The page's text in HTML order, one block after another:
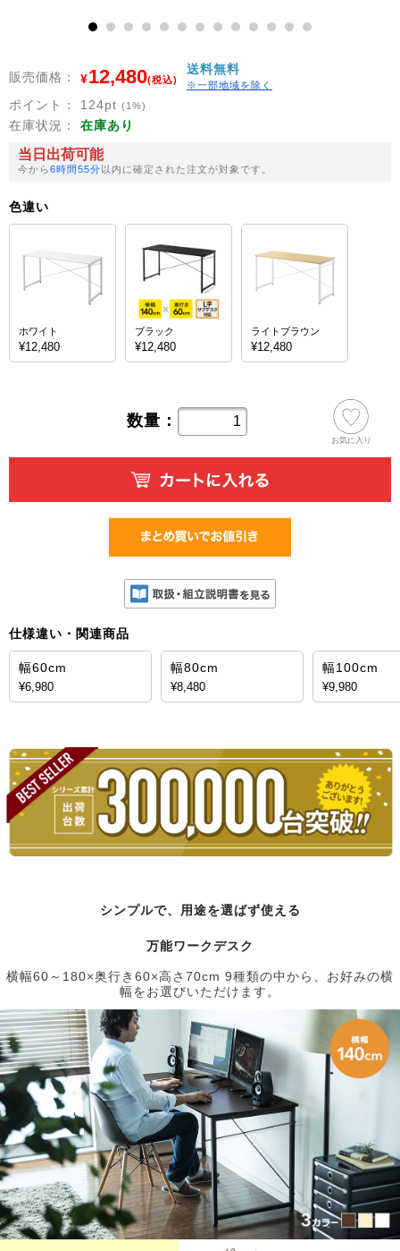
10 11 12
販売価格： ¥12,480(税込)
送料無料
※一部地域を除く
ポイント： 124pt (1%)
在庫状況： 在庫あり
当日出荷可能
今から6時間55分以内に確定された注文が対象です。
色違い
ホワイト
¥12,480
ブラック
¥12,480
ライトブラウン
¥12,480
数量：
お気に入り
仕様違い・関連商品
幅60cm
¥6,980
幅80cm
¥8,480
幅100cm
¥9,980
シンプルで、用途を選ばず使える
万能ワークデスク
横幅60～180×奥行き60×高さ70cm 9種類の中から、お好みの横
幅をお選びいただけます。